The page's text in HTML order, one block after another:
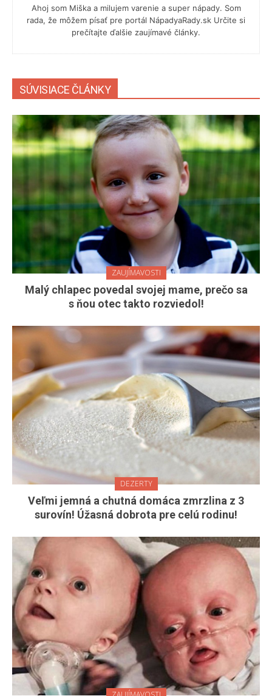
Ahoj som Miška a milujem varenie a super nápady. Som
rada, že môžem písať pre portál NápadyaRady.sk Určite si
prečítajte ďalšie zaujímavé články.
SÚVISIACE ČLÁNKY
ZAUJÍMAVOSTI
Malý chlapec povedal svojej mame, prečo sa
s ňou otec takto rozviedol!
DEZERTY
Veľmi jemná a chutná domáca zmrzlina z 3
surovín! Úžasná dobrota pre celú rodinu!